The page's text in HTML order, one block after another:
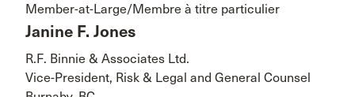
Member-at-Large/Membre à titre particulier
Janine F. Jones
R.F. Binnie & Associates Ltd.
Vice-President, Risk & Legal and General Counsel